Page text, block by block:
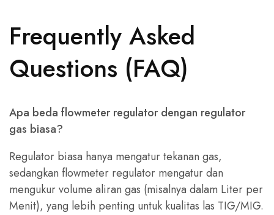
Frequently Asked
Questions (FAQ)
Apa beda flowmeter regulator dengan regulator
gas biasa?
Regulator biasa hanya mengatur tekanan gas,
sedangkan flowmeter regulator mengatur dan
mengukur volume aliran gas (misalnya dalam Liter per
Menit), yang lebih penting untuk kualitas las TIG/MIG.